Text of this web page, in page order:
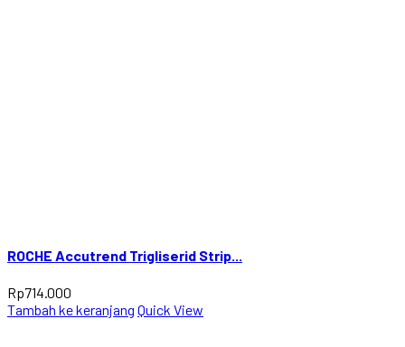
ROCHE Accutrend Trigliserid Strip...
Rp714.000
Tambah ke keranjang Quick View